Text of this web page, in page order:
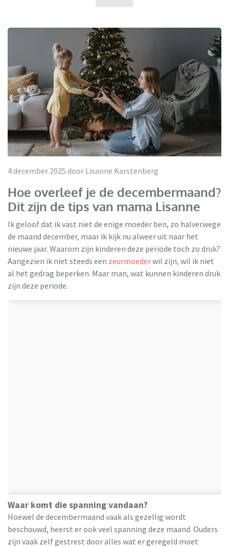
4 december 2025 door Lisanne Karstenberg
Hoe overleef je de decembermaand?
Dit zijn de tips van mama Lisanne
Ik geloof dat ik vast niet de enige moeder ben, zo halverwege
de maand december, maar ik kijk nu alweer uit naar het
nieuwe jaar. Waarom zijn kinderen deze periode toch zo druk?
Aangezien ik niet steeds een zeurmoederwil zijn, wil ik niet
al het gedrag beperken. Maar man, wat kunnen kinderen druk
zijn deze periode.
Waar komt die spanning vandaan?
Hoewel de decembermaand vaak als gezellig wordt
beschouwd, heerst er ook veel spanning deze maand. Ouders
zijn vaak zelf gestrest door alles wat er geregeld moet